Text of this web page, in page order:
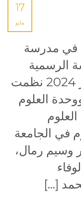
17
مايو
في مدرسة
الرسمية
ملاذ آمن للطلاب الجمعة 17 أيار 2024 نظمت
العلوم
في الجامعة
وسيم رمال،
[…]